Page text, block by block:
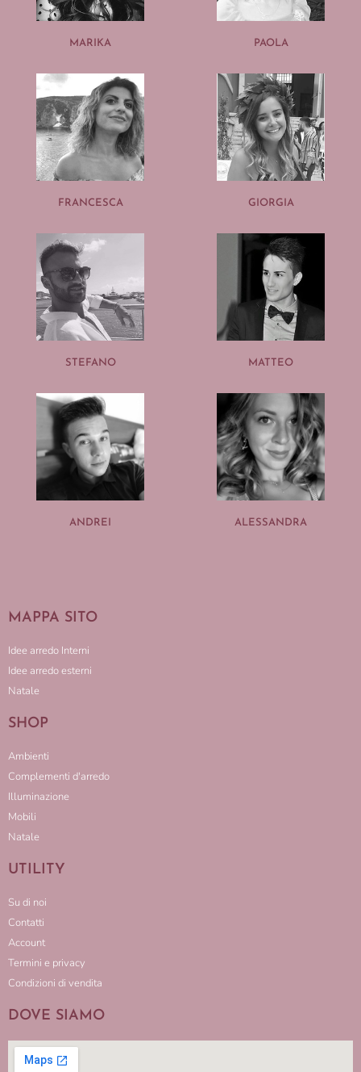
MARIKA PAOLA
FRANCESCA GIORGIA
STEFANO MATTEO
ANDREI ALESSANDRA
MAPPA SITO
Idee arredo Interni
Idee arredo esterni
Natale
SHOP
Ambienti
Complementi d'arredo
Illuminazione
Mobili
Natale
UTILITY
Su di noi
Contatti
Account
Termini e privacy
Condizioni di vendita
DOVE SIAMO